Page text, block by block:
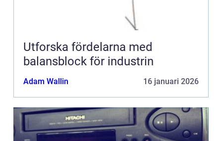
Utforska fördelarna med
balansblock för industrin
Adam Wallin 16 januari 2026